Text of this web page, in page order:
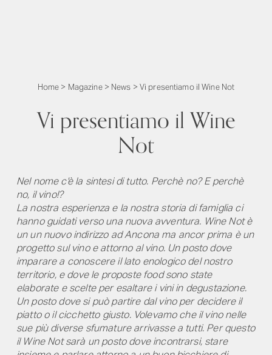
Home > Magazine> News > Vi presentiamo il Wine Not
Vi presentiamo il Wine
Not
Nel nome c'è la sintesi di tutto. Perchè no? E perchè
no, il vino!?
La nostra esperienza e la nostra storia di famiglia ci
hanno guidati verso una nuova avventura. Wine Not è
un un nuovo indirizzo ad Ancona ma ancor prima è un
progetto sul vino e attorno al vino. Un posto dove
imparare a conoscere il lato enologico del nostro
territorio, e dove le proposte food sono state
elaborate e scelte per esaltare i vini in degustazione.
Un posto dove si può partire dal vino per decidere il
piatto o il cicchetto giusto. Volevamo che il vino nelle
sue più diverse sfumature arrivasse a tutti. Per questo
il Wine Not sarà un posto dove incontrarsi, stare